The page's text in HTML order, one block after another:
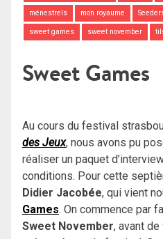
ménestrels mon royaume
sweet games sweet november
Sweet Games
Au cours du festival
des Jeux, nous avons pu
réaliser un paquet
conditions. Pour cette
Didier Jacobée, qui vient
Games. On commence par
Sweet November, avant